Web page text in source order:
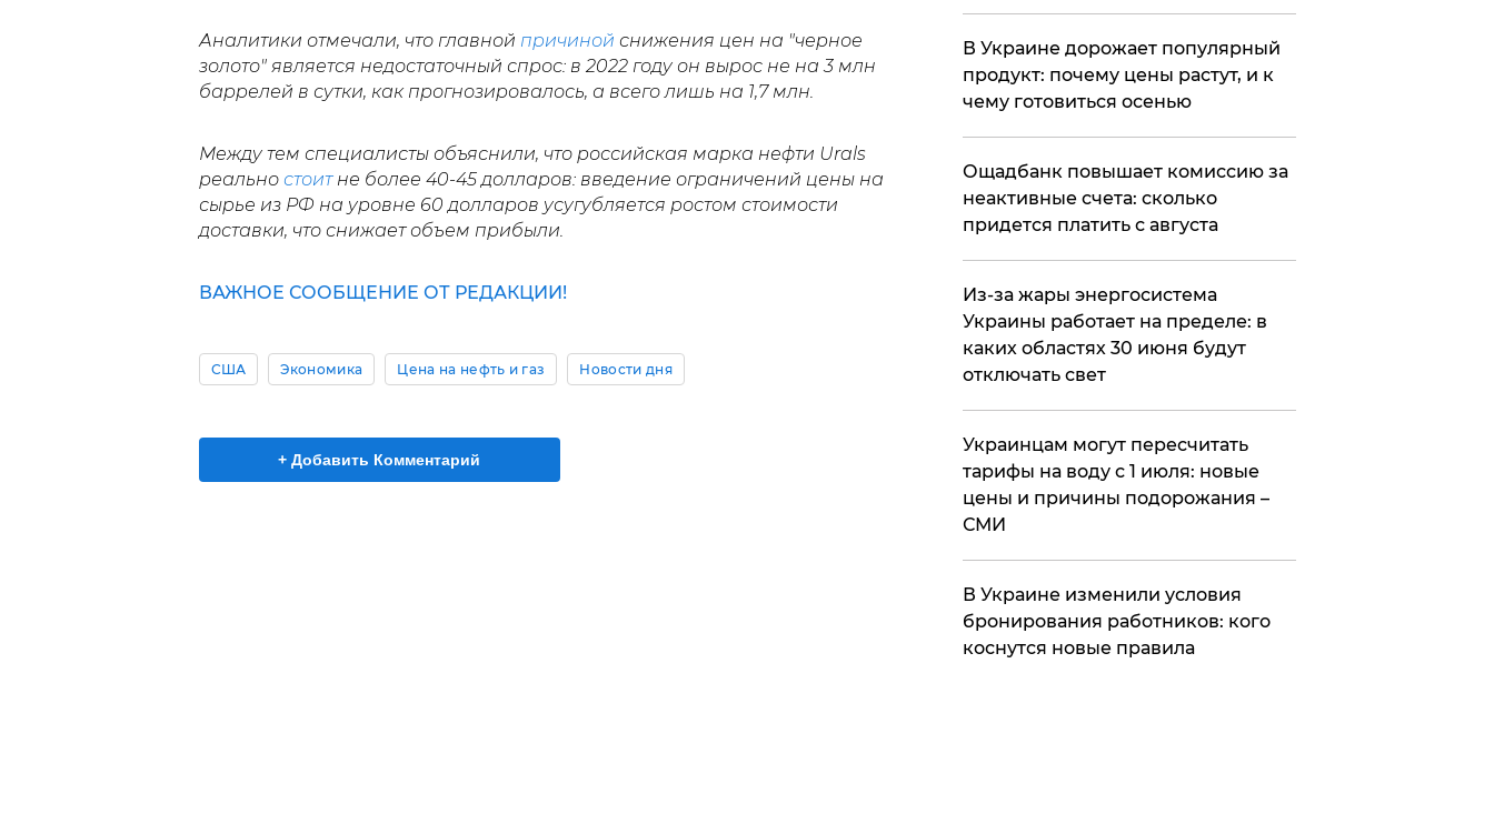
Аналитики отмечали, что главной причиной снижения цен на "черное
золото" является недостаточный спрос: в 2022 году он вырос не на 3 млн
баррелей в сутки, как прогнозировалось, а всего лишь на 1,7 млн.
Между тем специалисты объяснили, что российская марка нефти Urals
реально стоитне более 40-45 долларов: введение ограничений цены на
сырье из РФ на уровне 60 долларов усугубляется ростом стоимости
доставки, что снижает объем прибыли.
ВАЖНОЕ СООБЩЕНИЕ ОТ РЕДАКЦИИ!
США Экономика Цена на нефть и газ Новости дня
+ Добавить Комментарий
В Украине дорожает популярный
продукт: почему цены растут, и к
чему готовиться осенью
​Ощадбанк повышает комиссию за
неактивные счета: сколько
придется платить с августа
Из-за жары энергосистема
Украины работает на пределе: в
каких областях 30 июня будут
отключать свет
Украинцам могут пересчитать
тарифы на воду с 1 июля: новые
цены и причины подорожания –
СМИ
В Украине изменили условия
бронирования работников: кого
коснутся новые правила